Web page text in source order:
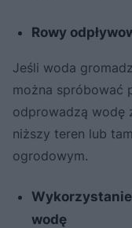
Rowy
Jeśli woda
można spróbować
odprowadzą wodę
niższy teren lub
ogrodowym.
wodę